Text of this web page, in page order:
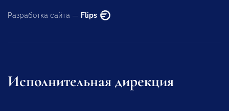
Разработка сайта — Flips
Исполнительная дирекция